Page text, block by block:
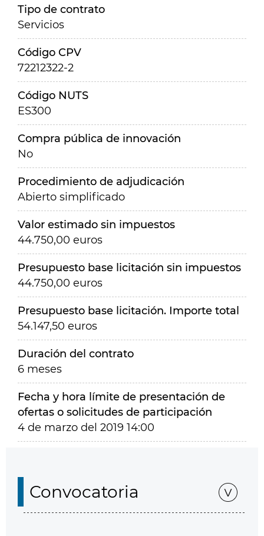
Tipo de contrato
Servicios
Código CPV
72212322-2
Código NUTS
ES300
Compra pública de innovación
No
Procedimiento de adjudicación
Abierto simplificado
Valor estimado sin impuestos
44.750,00 euros
Presupuesto base licitación sin impuestos
44.750,00 euros
Presupuesto base licitación. Importe total
54.147,50 euros
Duración del contrato
6 meses
Fecha y hora límite de presentación de
ofertas o solicitudes de participación
4 de marzo del 2019 14:00
Convocatoria